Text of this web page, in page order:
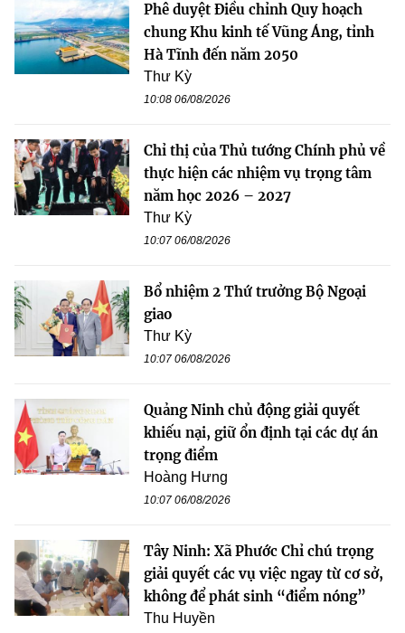
Phê duyệt Điều chỉnh Quy hoạch
chung Khu kinh tế Vũng Áng, tỉnh
Hà Tĩnh đến năm 2050
Thư Kỳ
10:08 06/08/2026
Chỉ thị của Thủ tướng Chính phủ về
thực hiện các nhiệm vụ trọng tâm
năm học 2026 – 2027
Thư Kỳ
10:07 06/08/2026
Bổ nhiệm 2 Thứ trưởng Bộ Ngoại
giao
Thư Kỳ
10:07 06/08/2026
Quảng Ninh chủ động giải quyết
khiếu nại, giữ ổn định tại các dự án
trọng điểm
Hoàng Hưng
10:07 06/08/2026
Tây Ninh: Xã Phước Chỉ chú trọng
giải quyết các vụ việc ngay từ cơ sở,
không để phát sinh “điểm nóng”
Thu Huyền